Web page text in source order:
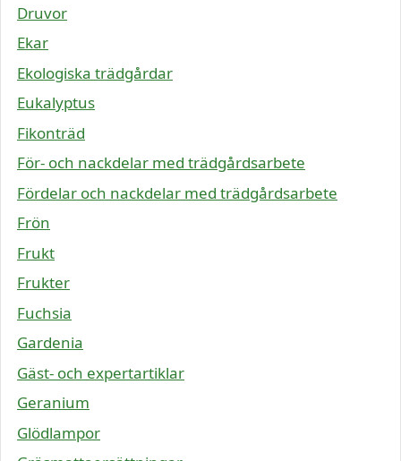
Druvor
Ekar
Ekologiska trädgårdar
Eukalyptus
Fikonträd
För- och nackdelar med trädgårdsarbete
Fördelar och nackdelar med trädgårdsarbete
Frön
Frukt
Frukter
Fuchsia
Gardenia
Gäst- och expertartiklar
Geranium
Glödlampor